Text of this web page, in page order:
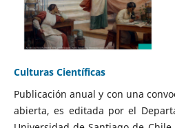
Culturas Científicas
Publicación anual y con una
abierta, es editada por el